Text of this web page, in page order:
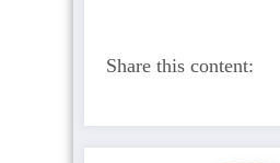
Share this content: